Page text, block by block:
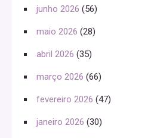
junho 2026 (56)
maio 2026 (28)
abril 2026 (35)
março 2026 (66)
fevereiro 2026 (47)
janeiro 2026 (30)